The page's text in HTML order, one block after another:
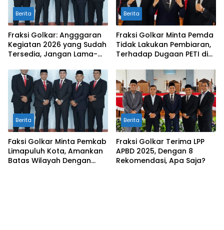
Berita
Fraksi Golkar: Angggaran
Kegiatan 2026 yang Sudah
Tersedia, Jangan Lama-
Daerah
Berita
Fraksi Golkar Minta Pemda
Tidak Lakukan Pembiaran,
Terhadap Dugaan PETI di
Berita
Faksi Golkar Minta Pemkab
Limapuluh Kota, Amankan
Batas Wilayah Dengan
Berita
Fraksi Golkar Terima LPP
APBD 2025, Dengan 8
Rekomendasi, Apa Saja?